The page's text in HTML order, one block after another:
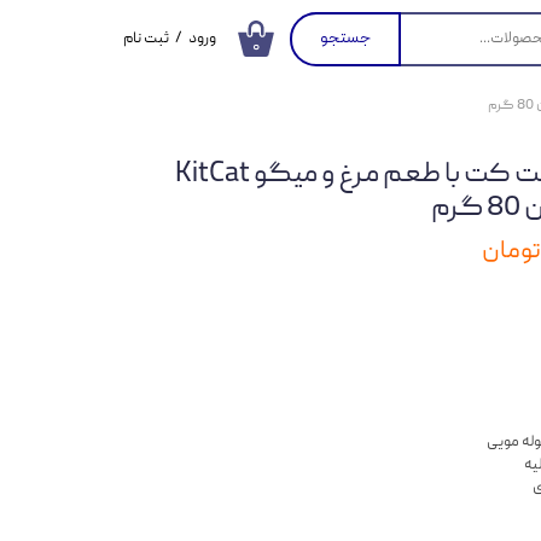
۰ جستجو ورود / ثبت نام
سفارشاتکنسرو غذای گربه کیت کت با طعم مرغ و میگو KitCat
مویی